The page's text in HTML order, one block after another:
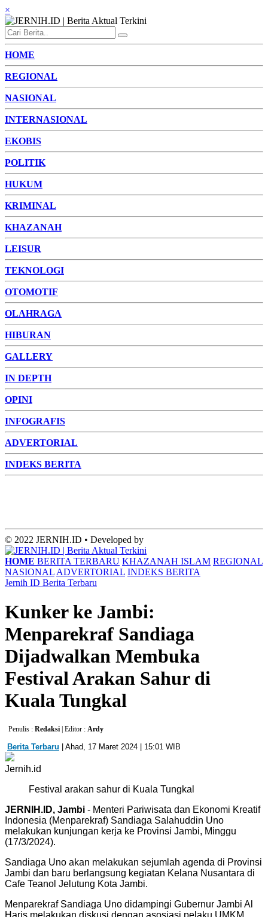
×
HOME
REGIONAL
NASIONAL
INTERNASIONAL
EKOBIS
POLITIK
HUKUM
KRIMINAL
KHAZANAH
LEISUR
TEKNOLOGI
OTOMOTIF
OLAHRAGA
HIBURAN
GALLERY
IN DEPTH
OPINI
INFOGRAFIS
ADVERTORIAL
INDEKS BERITA
© 2022 JERNIH.ID • Developed by
HOME BERITA TERBARU KHAZANAH ISLAM REGIONAL
NASIONAL ADVERTORIAL INDEKS BERITA
Jernih ID Berita Terbaru
Kunker ke Jambi:
Menparekraf Sandiaga
Dijadwalkan Membuka
Festival Arakan Sahur di
Kuala Tungkal
Penulis : Redaksi | Editor : Ardy
Berita Terbaru | Ahad, 17 Maret 2024 | 15:01 WIB
Jernih.id
Festival arakan sahur di Kuala Tungkal
JERNIH.ID, Jambi - Menteri Pariwisata dan Ekonomi Kreatif
Indonesia (Menparekraf) Sandiaga Salahuddin Uno
melakukan kunjungan kerja ke Provinsi Jambi, Minggu
(17/3/2024).
Sandiaga Uno akan melakukan sejumlah agenda di Provinsi
Jambi dan baru berlangsung kegiatan Kelana Nusantara di
Cafe Teanol Jelutung Kota Jambi.
Menparekraf Sandiaga Uno didampingi Gubernur Jambi Al
Haris melakukan diskusi dengan asosiasi pelaku UMKM